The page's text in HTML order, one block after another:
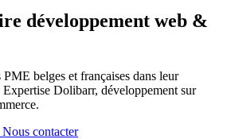
développement web &
belges et françaises dans leur
Dolibarr, développement sur
Nous contacter